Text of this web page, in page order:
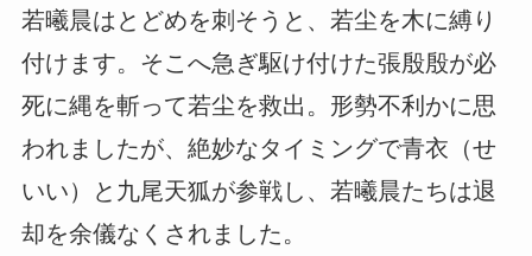
若曦晨はとどめを刺そうと、若尘を木に縛り
付けます。そこへ急ぎ駆け付けた張殷殷が必
死に縄を斬って若尘を救出。形勢不利かに思
われましたが、絶妙なタイミングで青衣（せ
いい）と九尾天狐が参戦し、若曦晨たちは退
却を余儀なくされました。